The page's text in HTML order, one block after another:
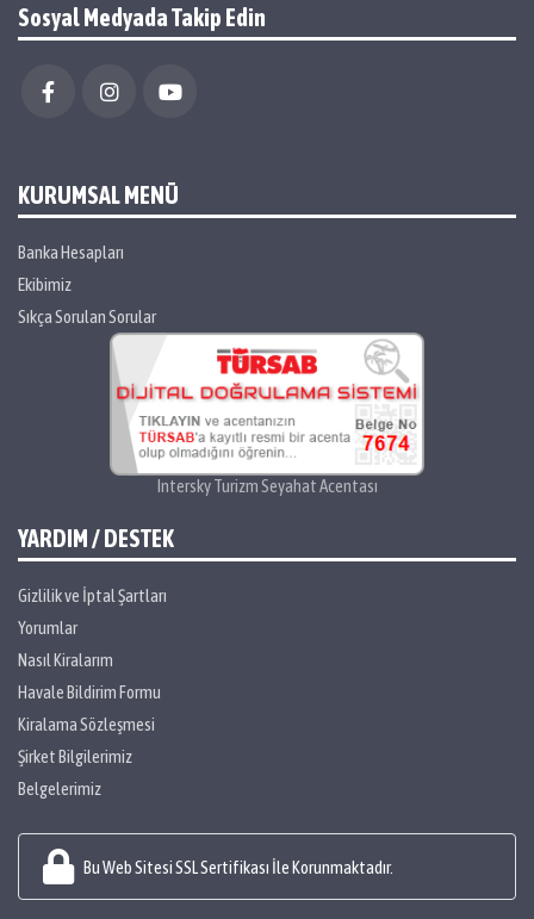
Sosyal Medyada Takip Edin
KURUMSAL MENÜ
Banka Hesapları
Ekibimiz
Sıkça Sorulan Sorular
Intersky Turizm Seyahat Acentası
YARDIM / DESTEK
Gizlilik ve İptal Şartları
Yorumlar
Nasıl Kiralarım
Havale Bildirim Formu
Kiralama Sözleşmesi
Şirket Bilgilerimiz
Belgelerimiz
Bu Web Sitesi SSL Sertifikası İle Korunmaktadır.